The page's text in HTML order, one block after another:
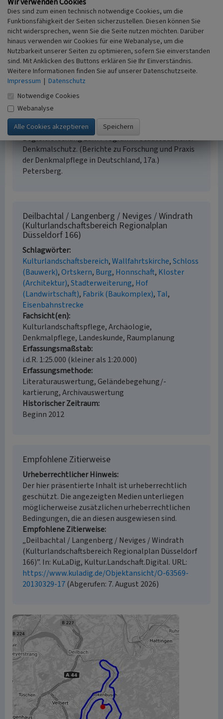
Regionalplan Düsseldorf. Erhaltende
Kulturlandschaftsentwicklung. S. 146, Köln. Online
verfügbar:
http://www.kulturlandschaftsentwicklung-
nrw.lvr.de, abgerufen am 28.11.2013
Vereinigung der Landesdenkmalpfleger in der
Bundesrepublik Deutschland (Hrsg.)
(2010)
Historische Städte in Deutschland.
Stadtkerne und Stadtbereiche mit besonderer
Denkmalbedeutung. Eine Bestandserhebung im
Auftrag des Bundesministeriums für Verkehr, Bau
und Stadtentwicklung im Rahmen der
Begleitforschung zum Programm Städtebaulicher
Denkmalschutz. (Berichte zu Forschung und Praxis
der Denkmalpflege in Deutschland, 17a.)
Petersberg.
Deilbachtal / Langenberg / Neviges / Windrath
(Kulturlandschaftsbereich Regionalplan
Düsseldorf 166)
Schlagwörter
Kulturlandschaftsbereich Wallfahrtskirche Schloss
(Bauwerk) Ortskern Burg Honnschaft Kloster
(Architektur) Stadterweiterung Hof
(Landwirtschaft) Fabrik (Baukomplex) Tal
Eisenbahnstrecke
Fachsicht(en)
Kulturlandschaftspflege, Archäologie,
Denkmalpflege, Landeskunde, Raumplanung
Erfassungsmaßstab
i.d.R. 1:25.000 (kleiner als 1:20.000)
Erfassungsmethode
Literaturauswertung, Geländebegehung/-
kartierung, Archivauswertung
Historischer Zeitraum
Beginn 2012
Empfohlene Zitierweise
Urheberrechtlicher Hinweis
Der hier präsentierte Inhalt ist urheberrechtlich
geschützt. Die angezeigten Medien unterliegen
möglicherweise zusätzlichen urheberrechtlichen
Bedingungen, die an diesen ausgewiesen sind.
Empfohlene Zitierweise
„Deilbachtal / Langenberg / Neviges / Windrath
(Kulturlandschaftsbereich Regionalplan Düsseldorf
166)”. In: KuLaDig, Kultur.Landschaft.Digital. URL:
https://www.kuladig.de/Objektansicht/O-63569-
20130329-17(Abgerufen: 7. August 2026)
Dies sind zum einen technisch notwendige Cookies, um die
Funktionsfähigkeit der Seiten sicherzustellen. Diesen können Sie
nicht widersprechen, wenn Sie die Seite nutzen möchten. Darüber
hinaus verwenden wir Cookies für eine Webanalyse, um die
Nutzbarkeit unserer Seiten zu optimieren, sofern Sie einverstanden
sind. Mit Anklicken des Buttons erklären Sie Ihr Einverständnis.
Weitere Informationen finden Sie auf unserer Datenschutzseite.
Impressum | Datenschutz
Notwendige Cookies
Webanalyse